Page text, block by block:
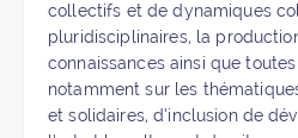
collectifs et de dynamiques
pluridisciplinaires, la
connaissances ainsi que
notamment sur les
et solidaires, d’inclusion de